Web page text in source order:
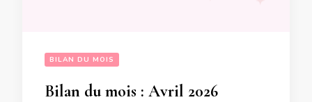
BILAN DU MOIS
Bilan du mois : Avril 2026